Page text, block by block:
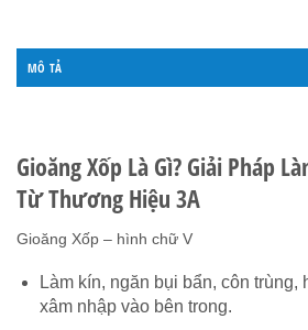
MÔ TẢ
Gioăng Xốp Là Gì? Giải Pháp
Từ Thương Hiệu 3A
Gioăng Xốp – hình chữ V
Làm kín, ngăn bụi bẩn, côn
xâm nhập vào bên trong.